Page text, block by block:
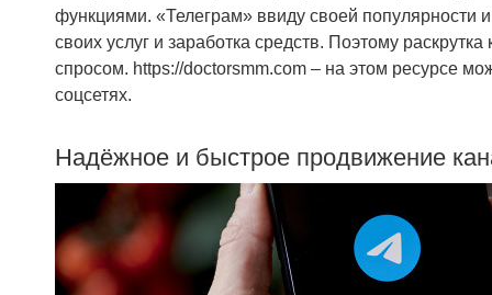
функциями. «Телеграм» ввиду своей популярности
своих услуг и заработка средств. Поэтому
спросом. https://doctorsmm.com – на этом ресурсе
соцсетях.
Надёжное и быстрое продвижение